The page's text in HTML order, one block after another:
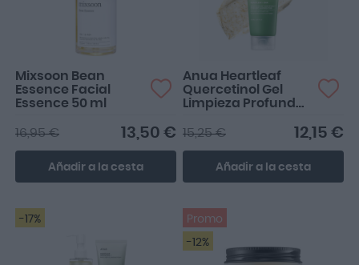
Mixsoon Bean
Essence Facial
Essence 50 ml
13,50 €
16,95 €
Añadir a la cesta
Anua Heartleaf
Quercetinol Gel
Limpieza Profunda
12,15 €
15,25 €
Añadir a la cesta
-17% Promo
-12%